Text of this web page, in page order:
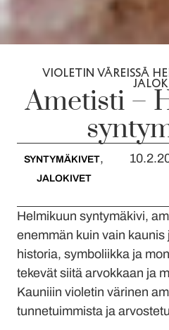
VIOLETIN VÄREISSÄ
Ametisti –
SYNTYMÄKIVET,
JALOKIVET
Helmikuun syntymäkivi,
enemmän kuin vain kaunis
historia, symboliikka ja
tekevät siitä arvokkaan ja
Kauniiin violetin värinen
tunnetuimmista ja